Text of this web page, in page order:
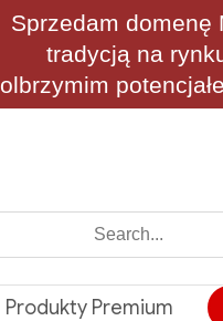
Sprzedam domenę
tradycją na
olbrzymim
Produkty Premium